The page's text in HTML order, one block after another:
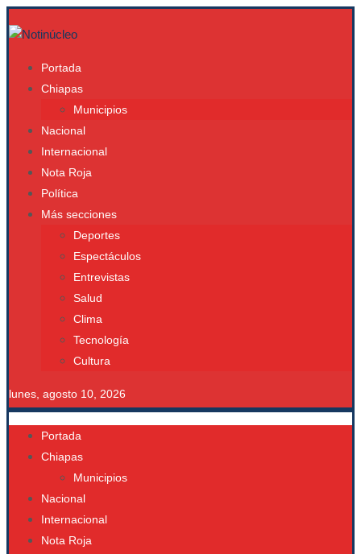
Portada
Chiapas
Municipios
Nacional
Internacional
Nota Roja
Política
Más secciones
Deportes
Espectáculos
Entrevistas
Salud
Clima
Tecnología
Cultura
lunes, agosto 10, 2026
Portada
Chiapas
Municipios
Nacional
Internacional
Nota Roja